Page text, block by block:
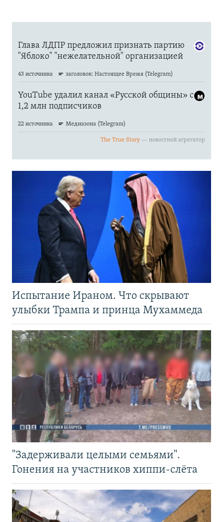
Испытание Ираном. Что скрывают
улыбки Трампа и принца Мухаммеда
"Задерживали целыми семьями".
Гонения на участников хиппи-слёта